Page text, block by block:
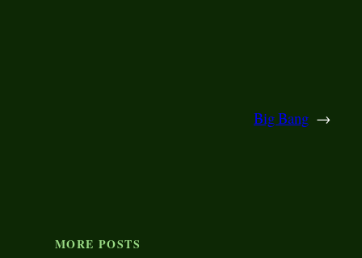
Big Bang →
MORE POSTS